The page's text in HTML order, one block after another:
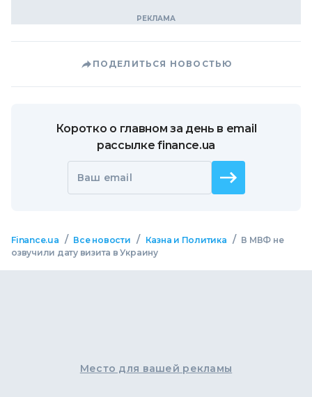
ПОДЕЛИТЬСЯ НОВОСТЬЮ
Коротко о главном за день в email
рассылке finance.ua
Ваш email
Finance.ua / Все новости / Казна и Политика / В МВФ не
озвучили дату визита в Украину
Место для вашей рекламы